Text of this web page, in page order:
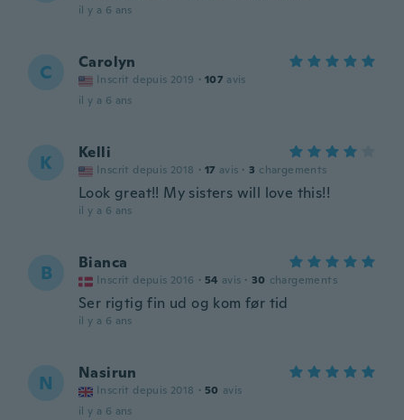
il y a 6 ans
C Carolyn
Inscrit depuis 2019 · 107 avis
il y a 6 ans
K Kelli
Inscrit depuis 2018 · 17 avis · 3 chargements
Look great!! My sisters will love this!!
il y a 6 ans
B Bianca
Inscrit depuis 2016 · 54 avis · 30 chargements
Ser rigtig fin ud og kom før tid
il y a 6 ans
N Nasirun
Inscrit depuis 2018 · 50 avis
il y a 6 ans